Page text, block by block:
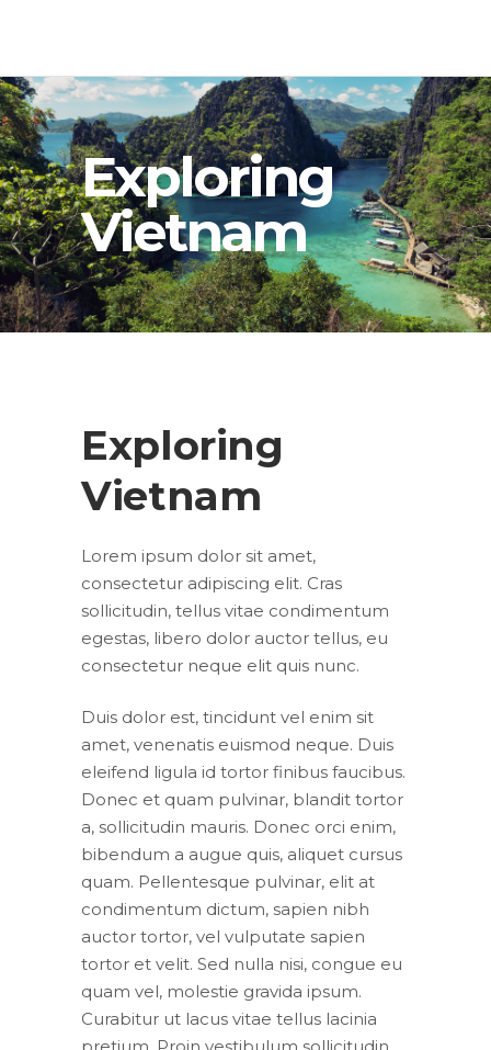
Exploring
Vietnam
Exploring
Vietnam
Lorem ipsum dolor sit amet,
consectetur adipiscing elit. Cras
sollicitudin, tellus vitae condimentum
egestas, libero dolor auctor tellus, eu
consectetur neque elit quis nunc.
Duis dolor est, tincidunt vel enim sit
amet, venenatis euismod neque. Duis
eleifend ligula id tortor finibus faucibus.
Donec et quam pulvinar, blandit tortor
a, sollicitudin mauris. Donec orci enim,
bibendum a augue quis, aliquet cursus
quam. Pellentesque pulvinar, elit at
condimentum dictum, sapien nibh
auctor tortor, vel vulputate sapien
tortor et velit. Sed nulla nisi, congue eu
quam vel, molestie gravida ipsum.
Curabitur ut lacus vitae tellus lacinia